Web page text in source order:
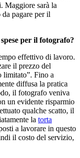
Maggiore sarà la
pagare per il
per il fotografo?
effettivo di lavoro.
il prezzo del
limitato”. Fino a
diffusa la pratica
il fotografo veniva
un evidente risparmio
qualche scatto, il
la torta
a lavorare in questo
il costo del servizio,